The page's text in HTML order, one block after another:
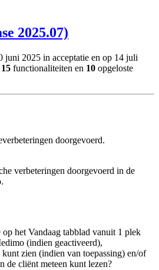
2025.07)
juni 2025 in acceptatie en op 14 juli
15 functionaliteiten en 10 opgeloste
doorgevoerd.
verbeteringen doorgevoerd in de
het Vandaag tabblad vanuit 1 plek
(indien geactiveerd),
zien (indien van toepassing) en/of
de cliënt meteen kunt lezen?